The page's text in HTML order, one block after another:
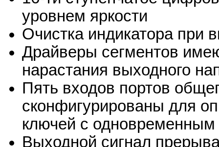
уровнем яркости
Очистка индикатора при
Драйверы сегментов
нарастания выходного
Пять входов портов
сконфигурированы для
ключей с
Выходной сигнал